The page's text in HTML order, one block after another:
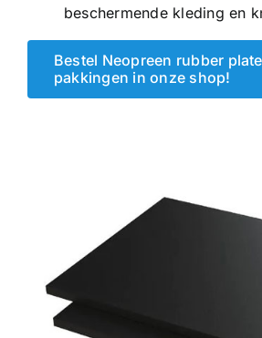
beschermende kleding en
Bestel Neopreen rubber
pakkingen in onze shop!